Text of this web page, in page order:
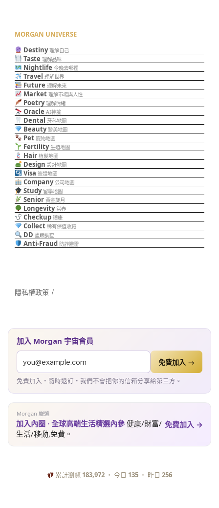
MORGAN UNIVERSE
Destiny 理解自己
Taste 理解品味
Nightlife 今晚去哪裡
Travel 理解世界
Future 理解未來
Market 理解市場與人性
Poetry 理解情緒
Oracle AI神諭
Dental 牙科地圖
Beauty 醫美地圖
Pet 寵物地圖
Fertility 生殖地圖
Hair 植髮地圖
Design 設計地圖
Visa 簽證地圖
Company 公司地圖
Study 留學地圖
Senior 黃金歲月
Longevity 常春
Checkup 璞康
Collect 稀有保值收藏
DD 盡職調查
Anti-Fraud 防詐避雷
隱私權政策
加入 Morgan 宇宙會員
免費加入 →
免費加入・隨時退訂・我們不會把你的信箱分享給第三方。
Morgan 嚴選
加入內圈 · 全球高端生活精選內參健康/財富/
生活/移動,免費。
免費加入 →
累計瀏覽 183,972 ・ 今日 135 ・ 昨日256